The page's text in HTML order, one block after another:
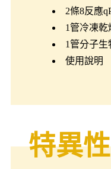
2條8反應
1管冷凍乾
1管分子生
使用說明
特異性